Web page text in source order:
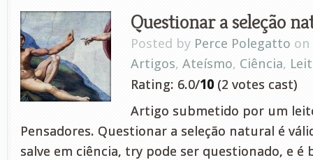
Questionar a seleção
Posted by Perce Polegatto on
Artigos, Ateísmo, Ciência,
Rating: 6.0/10 (2 votes cast)
Artigo submetido por um
Pensadores. Questionar a seleção natural é
salve em ciência, try pode ser questionado, e é